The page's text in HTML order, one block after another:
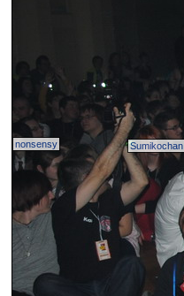
nonsensy
Sumikochan